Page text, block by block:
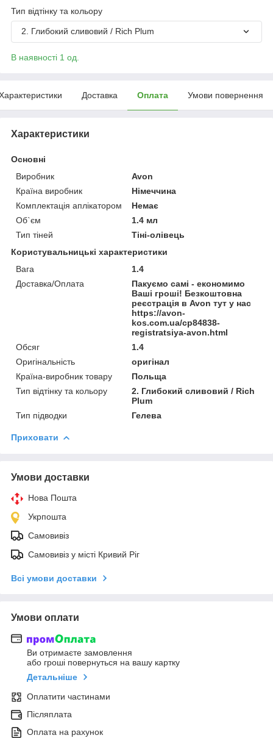
Тип відтінку та кольору
2. Глибокий сливовий / Rich Plum
В наявності 1 од.
Доставка Оплата Умови повернення
Характеристики
Основні
Виробник
Avon
Країна виробник
Німеччина
Комплектація аплікатором
Немає
Об`єм
1.4 мл
Тип тіней
Тіні-олівець
Користувальницькі характеристики
Вага
1.4
Доставка/Оплата
Пакуємо самі - економимо
Ваші гроші! Безкоштовна
реєстрація в Avon тут у нас
https://avon-
kos.com.ua/cp84838-
registratsiya-avon.html
Обсяг
1.4
Оригінальність
оригінал
Країна-виробник товару
Польща
Тип відтінку та кольору
2. Глибокий сливовий / Rich
Plum
Тип підводки
Гелева
Приховати
Умови доставки
Нова Пошта
Укрпошта
Самовивіз
Самовивіз у місті Кривий Ріг
Всі умови доставки
Умови оплати
Ви отримаєте замовлення
або гроші повернуться на вашу картку
Детальніше
Оплатити частинами
Післяплата
Оплата на рахунок